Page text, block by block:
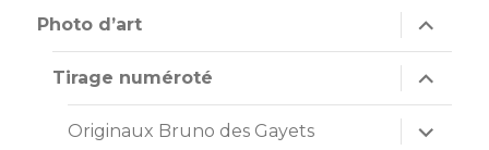
Photo d’art
Tirage numéroté
Originaux Bruno des Gayets